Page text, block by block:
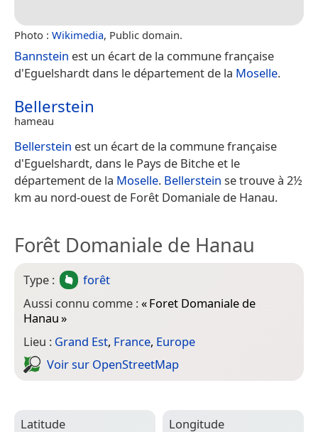
Photo : Wikimedia, Public domain.
Bannstein est un écart de la commune française
d'Eguelshardt dans le département de la Moselle.
Bellerstein
hameau
Bellerstein est un écart de la commune française
d'Eguelshardt, dans le Pays de Bitche et le
département de la Moselle. Bellerstein se trouve à 2½
km au nord-ouest de Forêt Domaniale de Hanau.
Forêt Domaniale de Hanau
Type :
forêt
Aussi connu comme :«Foret Domaniale de
Hanau»
Lieu : Grand Est, France, Europe
Voir sur Open­Street­Map
Latitude
Longitude